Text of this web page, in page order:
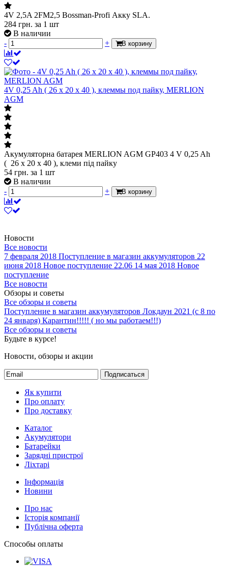
4V 2,5A 2FM2,5 Bossman-Profi Акку SLA.
284 грн. за 1 шт
В наличии
-
+ В корзину
4V 0,25 Ah ( 26 x 20 x 40 ), клеммы под пайку, MERLION
AGM
Акумуляторна батарея MERLION AGM GP403 4 V 0,25 Ah
( 26 x 20 x 40 ), клеми під пайку
54 грн. за 1 шт
В наличии
-
+ В корзину
Новости
Все новости
7 февраля 2018 Поступление в магазин аккумуляторов 22
июня 2018 Новое поступление 22.06 14 мая 2018 Новое
поступление
Все новости
Обзоры и советы
Все обзоры и советы
Поступление в магазин аккумуляторов Локдаун 2021 (с 8 по
24 января) Карантин!!!!! ( но мы работаем!!!)
Все обзоры и советы
Будьте в курсе!
Новости, обзоры и акции
Подписаться
Як купити
Про оплату
Про доставку
Каталог
Акумулятори
Батарейки
Зарядні пристрої
Ліхтарі
Інформація
Новини
Про нас
Історія компанії
Публічна оферта
Способы оплаты